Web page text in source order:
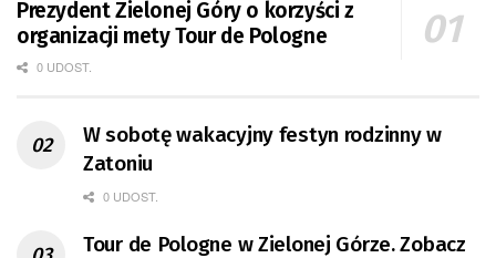
Prezydent Zielonej Góry o korzyści z
organizacji mety Tour de Pologne
0 UDOST.
W sobotę wakacyjny festyn rodzinny w
Zatoniu
0 UDOST.
Tour de Pologne w Zielonej Górze. Zobacz